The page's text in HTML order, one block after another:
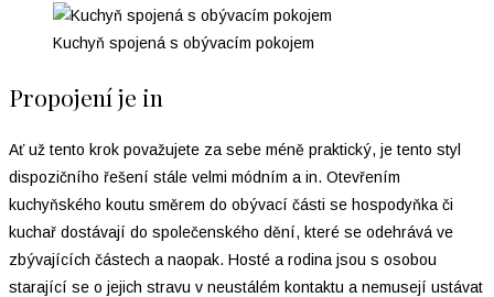
Kuchyň spojená s obývacím pokojem
Propojení je in
Ať už tento krok považujete za sebe méně praktický, je tento styl
dispozičního řešení stále velmi módním a in. Otevřením
kuchyňského koutu směrem do obývací části se hospodyňka či
kuchař dostávají do společenského dění, které se odehrává ve
zbývajících částech a naopak. Hosté a rodina jsou s osobou
starající se o jejich stravu v neustálém kontaktu a nemusejí ustávat